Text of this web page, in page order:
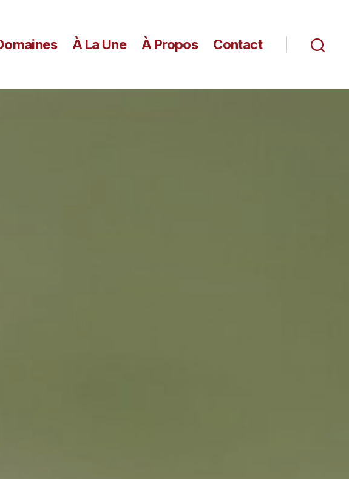
À La Une À Propos Contact